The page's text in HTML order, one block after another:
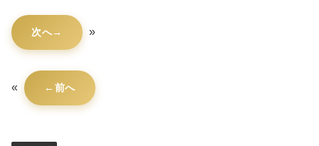
次へ »
« 前へ